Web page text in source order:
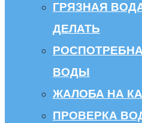
ГРЯЗНАЯ
ДЕЛАТЬ
ВОДЫ
ЖАЛОБА НА
ПРОВЕРКА